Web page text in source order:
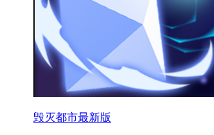
毁灭都市最新版